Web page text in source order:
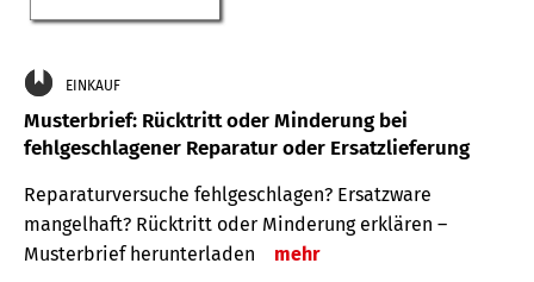
EINKAUF
Musterbrief: Rücktritt oder Minderung bei
fehlgeschlagener Reparatur oder Ersatzlieferung
Reparaturversuche fehlgeschlagen? Ersatzware
mangelhaft? Rücktritt oder Minderung erklären –
Musterbrief herunterladen
mehr